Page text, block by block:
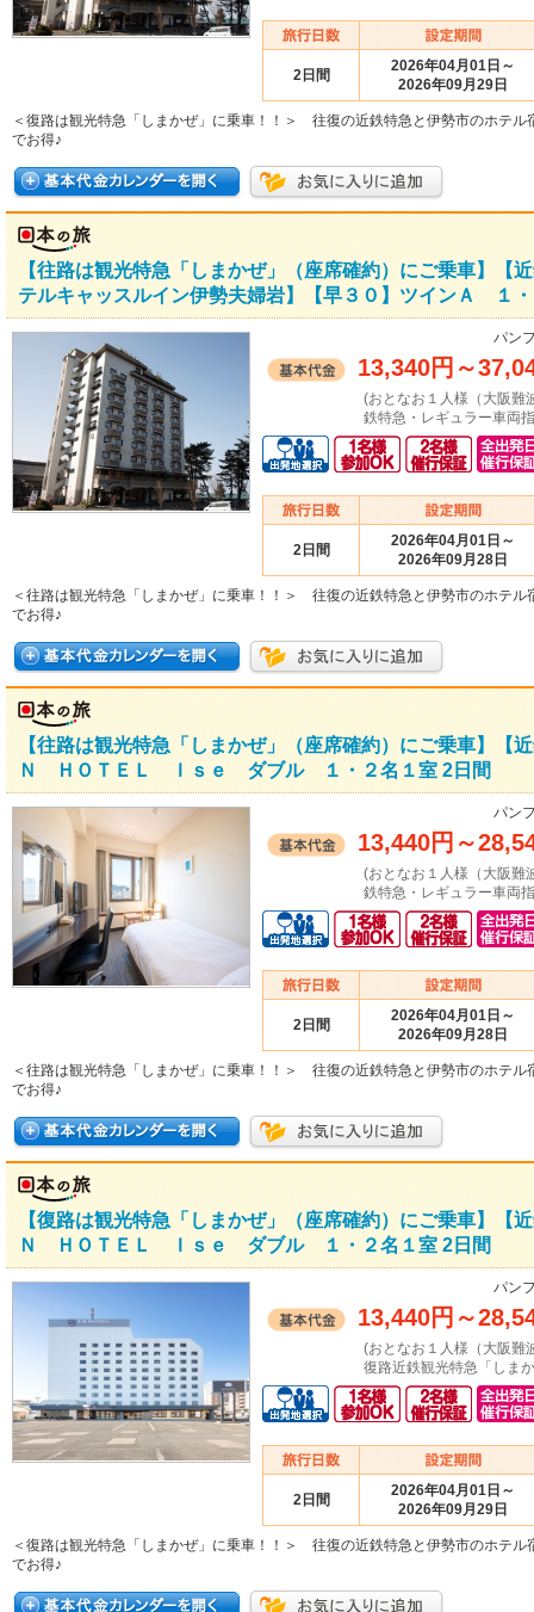
2日間
2026年04月01日～
2026年09月29日
＜復路は観光特急「しまかぜ」に乗車！！＞ 往復の近鉄特急と伊勢市のホテル
でお得♪
【往路は観光特急「しまかぜ」（座席確約）にご乗車】【
テルキャッスルイン伊勢夫婦岩】【早３０】ツインＡ １
パン
13,340円 ～
(おとなお１人様（大阪難
鉄特急・レギュラー車両
2日間
2026年04月01日～
2026年09月28日
＜往路は観光特急「しまかぜ」に乗車！！＞ 往復の近鉄特急と伊勢市のホテル
でお得♪
【往路は観光特急「しまかぜ」（座席確約）にご乗車】【
Ｎ ＨＯＴＥＬ Ｉｓｅ ダブル １・２名１室 2日間
パン
13,440円 ～
(おとなお１人様（大阪難
鉄特急・レギュラー車両
2日間
2026年04月01日～
2026年09月28日
＜往路は観光特急「しまかぜ」に乗車！！＞ 往復の近鉄特急と伊勢市のホテル
でお得♪
【復路は観光特急「しまかぜ」（座席確約）にご乗車】【
Ｎ ＨＯＴＥＬ Ｉｓｅ ダブル １・２名１室 2日間
パン
13,440円 ～
(おとなお１人様（大阪難
復路近鉄観光特急「しま
2日間
2026年04月01日～
2026年09月29日
＜復路は観光特急「しまかぜ」に乗車！！＞ 往復の近鉄特急と伊勢市のホテル
でお得♪